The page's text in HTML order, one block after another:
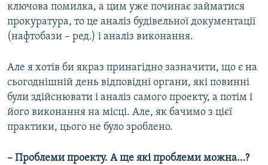
ключова помилка, а цим уже починає займатися
прокуратура, то це аналіз будівельної документації
(нафтобази – ред.) і аналіз виконання.
Але я хотів би якраз принагідно зазначити, що є на
сьогоднішній день відповідні органи, які повинні
були здійснювати і аналіз самого проекту, а потім і
його виконання на місці. Але, як бачимо з цієї
практики, цього не було зроблено.
– Проблеми проекту. А ще які проблеми можна…?